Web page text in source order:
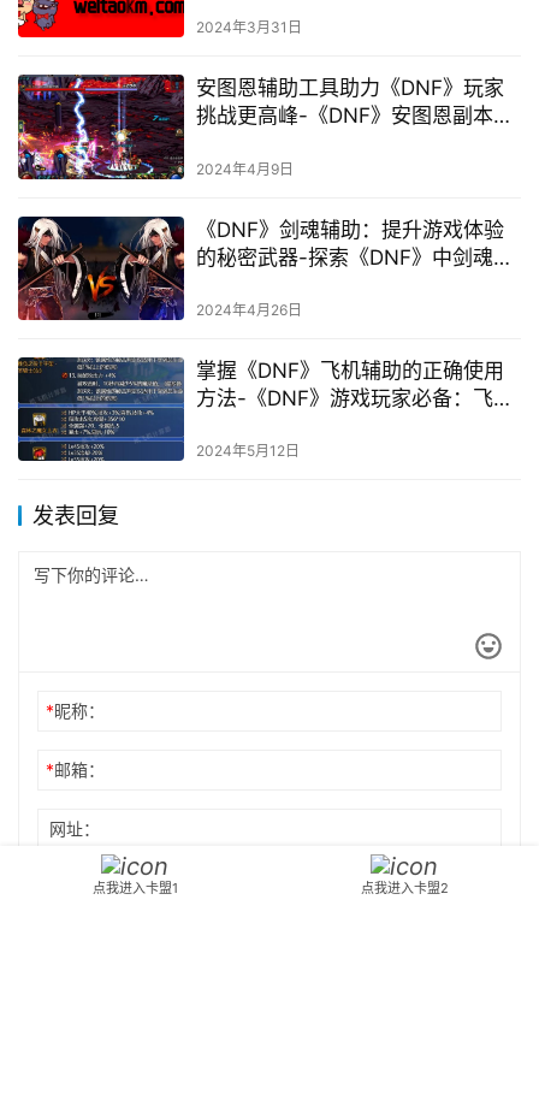
2024年3月31日
安图恩辅助工具助力《DNF》玩家
挑战更高峰-《DNF》安图恩副本完
2024年4月9日
《DNF》剑魂辅助：提升游戏体验
的秘密武器-探索《DNF》中剑魂辅
2024年4月26日
掌握《DNF》飞机辅助的正确使用
方法-《DNF》游戏玩家必备：飞机
2024年5月12日
发表回复
*昵称：
*邮箱：
网址：
记住昵称、邮箱和网址，下次评论免输入
点我进入卡盟1 点我进入卡盟2